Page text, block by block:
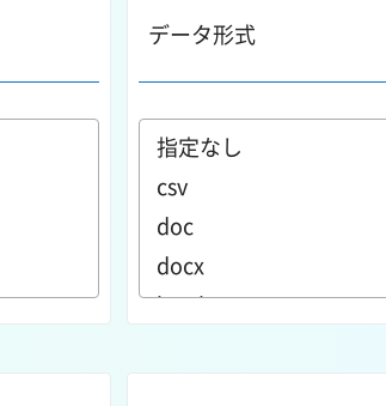
データ形式